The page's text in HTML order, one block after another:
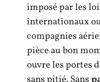
imposé par les
internationaux
compagnies
pièce au bon
ouvre les portes
sans pitié. Sans